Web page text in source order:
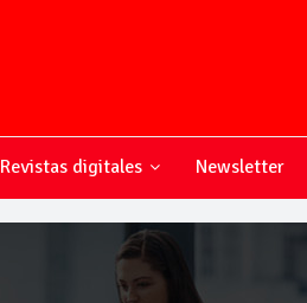
Revistas digitales Newsletter